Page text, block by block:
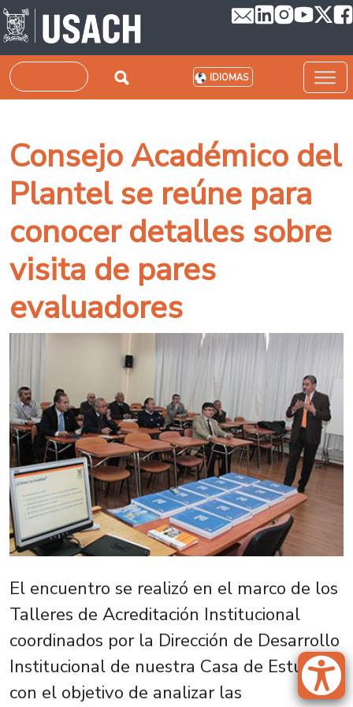
Pasar al contenido principal
Buscar IDIOMAS
Consejo Académico del
Plantel se reúne para
conocer detalles sobre
visita de pares
evaluadores
El encuentro se realizó en el marco de los
Talleres de Acreditación Institucional
coordinados por la Dirección de Desarrollo
Institucional de nuestra Casa de Estudios,
con el objetivo de analizar las